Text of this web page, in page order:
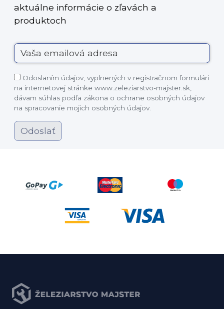
aktuálne informácie o zľavách a
produktoch
Odoslaním údajov, vyplnených v registračnom formulári
na internetovej stránke www.zeleziarstvo-majster.sk,
dávam súhlas podľa zákona o ochrane osobných údajov
na spracovanie mojich osobných údajov.
Odoslať